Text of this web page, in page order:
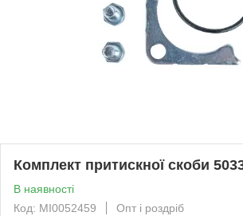
Комплект притискної скоби
В наявності
Код: MI0052459
Опт і роздріб